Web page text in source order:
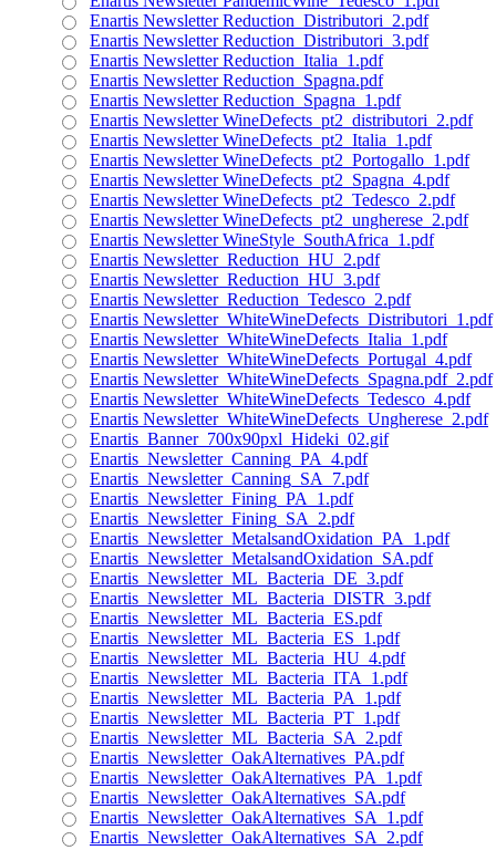
Enartis Newsletter Reduction_Distributori_2.pdf
Enartis Newsletter Reduction_Distributori_3.pdf
Enartis Newsletter Reduction_Italia_1.pdf
Enartis Newsletter Reduction_Spagna.pdf
Enartis Newsletter Reduction_Spagna_1.pdf
Enartis Newsletter WineDefects_pt2_distributori_2.pdf
Enartis Newsletter WineDefects_pt2_Italia_1.pdf
Enartis Newsletter WineDefects_pt2_Portogallo_1.pdf
Enartis Newsletter WineDefects_pt2_Spagna_4.pdf
Enartis Newsletter WineDefects_pt2_Tedesco_2.pdf
Enartis Newsletter WineDefects_pt2_ungherese_2.pdf
Enartis Newsletter WineStyle_SouthAfrica_1.pdf
Enartis Newsletter_Reduction_HU_2.pdf
Enartis Newsletter_Reduction_HU_3.pdf
Enartis Newsletter_Reduction_Tedesco_2.pdf
Enartis Newsletter_WhiteWineDefects_Distributori_1.pdf
Enartis Newsletter_WhiteWineDefects_Italia_1.pdf
Enartis Newsletter_WhiteWineDefects_Portugal_4.pdf
Enartis Newsletter_WhiteWineDefects_Spagna.pdf_2.pdf
Enartis Newsletter_WhiteWineDefects_Tedesco_4.pdf
Enartis Newsletter_WhiteWineDefects_Ungherese_2.pdf
Enartis_Banner_700x90pxl_Hideki_02.gif
Enartis_Newsletter_Canning_PA_4.pdf
Enartis_Newsletter_Canning_SA_7.pdf
Enartis_Newsletter_Fining_PA_1.pdf
Enartis_Newsletter_Fining_SA_2.pdf
Enartis_Newsletter_MetalsandOxidation_PA_1.pdf
Enartis_Newsletter_MetalsandOxidation_SA.pdf
Enartis_Newsletter_ML_Bacteria_DE_3.pdf
Enartis_Newsletter_ML_Bacteria_DISTR_3.pdf
Enartis_Newsletter_ML_Bacteria_ES.pdf
Enartis_Newsletter_ML_Bacteria_ES_1.pdf
Enartis_Newsletter_ML_Bacteria_HU_4.pdf
Enartis_Newsletter_ML_Bacteria_ITA_1.pdf
Enartis_Newsletter_ML_Bacteria_PA_1.pdf
Enartis_Newsletter_ML_Bacteria_PT_1.pdf
Enartis_Newsletter_ML_Bacteria_SA_2.pdf
Enartis_Newsletter_OakAlternatives_PA.pdf
Enartis_Newsletter_OakAlternatives_PA_1.pdf
Enartis_Newsletter_OakAlternatives_SA.pdf
Enartis_Newsletter_OakAlternatives_SA_1.pdf
Enartis_Newsletter_OakAlternatives_SA_2.pdf